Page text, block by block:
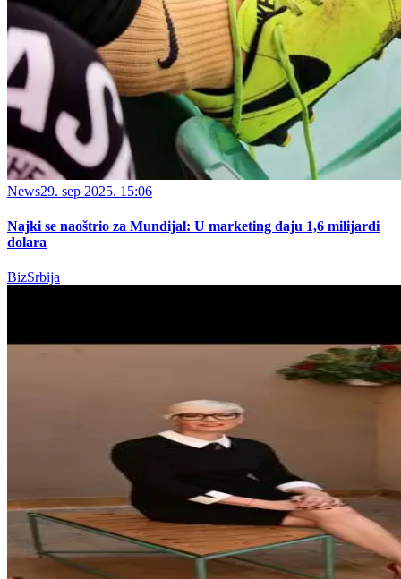
News29. sep 2025. 15:06
Najki se naoštrio za Mundijal: U marketing daju 1,6 milijardi
dolara
BizSrbija